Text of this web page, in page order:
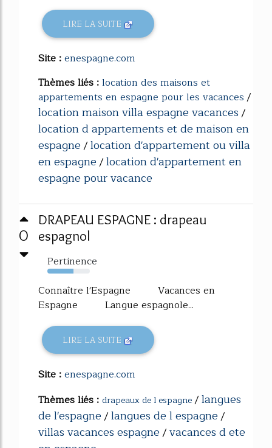
LIRE LA SUITE
Site :enespagne.com
Thèmes liés :location des maisons et
appartements en espagne pour les vacances/
location maison villa espagne vacances/
location d appartements et de maison en
espagne/location d'appartement ou villa
en espagne/location d'appartement en
espagne pour vacance
0
DRAPEAU ESPAGNE : drapeau
espagnol
Pertinence
62%
Connaître l'Espagne Vacances en
Espagne Langue espagnole...
LIRE LA SUITE
Site :enespagne.com
Thèmes liés : drapeaux de l espagne/langues
de l'espagne/langues de l espagne/
villas vacances espagne/vacances d ete